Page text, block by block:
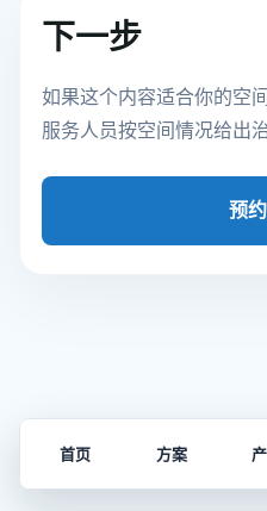
下一步
如果这个内容适合你的空
服务人员按空间情况给出
预
首页 方案